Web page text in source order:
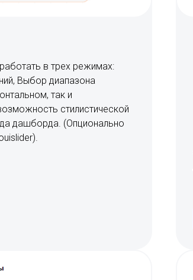
в трех режимах:
Выбор диапазона
так и
стилистической
дашборда. (Опционально